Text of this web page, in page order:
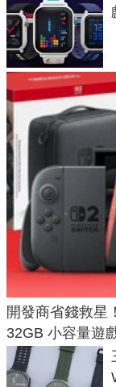
開發商省錢救星
32GB 小容量遊